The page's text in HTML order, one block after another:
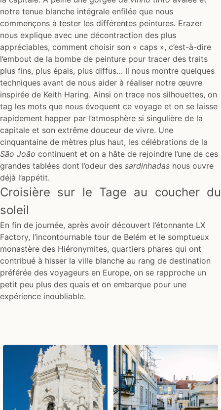
notre tenue blanche intégrale enfilée que nous
commençons à tester les différentes peintures. Erazer
nous explique avec une décontraction des plus
appréciables, comment choisir son « caps », c’est-à-dire
l’embout de la bombe de peinture pour tracer des traits
plus fins, plus épais, plus diffus… Il nous montre quelques
techniques avant de nous aider à réaliser notre œuvre
inspirée de Keith Haring. Ainsi on trace nos silhouettes, on
tag les mots que nous évoquent ce voyage et on se laisse
rapidement happer par l’atmosphère si singulière de la
capitale et son extrême douceur de vivre. Une
cinquantaine de mètres plus haut, les célébrations de la
São João continuent et on a hâte de rejoindre l’une de ces
grandes tablées dont l’odeur des sardinhadas nous ouvre
déjà l’appétit.
Croisière sur le Tage au coucher du
soleil
En fin de journée, après avoir découvert l’étonnante LX
Factory, l’incontournable tour de Belém et le somptueux
monastère des Hiéronymites, quartiers phares qui ont
contribué à hisser la ville blanche au rang de destination
préférée des voyageurs en Europe, on se rapproche un
petit peu plus des quais et on embarque pour une
expérience inoubliable.